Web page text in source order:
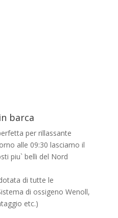
barca
per rillassante
alle 09:30 lasciamo il
piu` belli del Nord
di tutte le
di ossigeno Wenoll,
etc.)